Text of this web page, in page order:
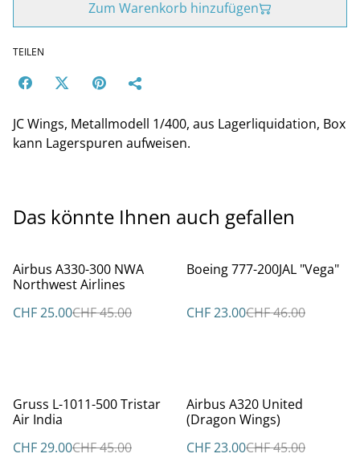
Zum Warenkorb hinzufügen
TEILEN
JC Wings, Metallmodell 1/400, aus Lagerliquidation, Box
kann Lagerspuren aufweisen.
Das könnte Ihnen auch gefallen
%
Airbus A330-300 NWA
Northwest Airlines
CHF 25.00CHF 45.00
%
Boeing 777-200JAL "Vega"
CHF 23.00CHF 46.00
%
Gruss L-1011-500 Tristar
Air India
CHF 29.00CHF 45.00
%
Airbus A320 United
(Dragon Wings)
CHF 23.00CHF 45.00